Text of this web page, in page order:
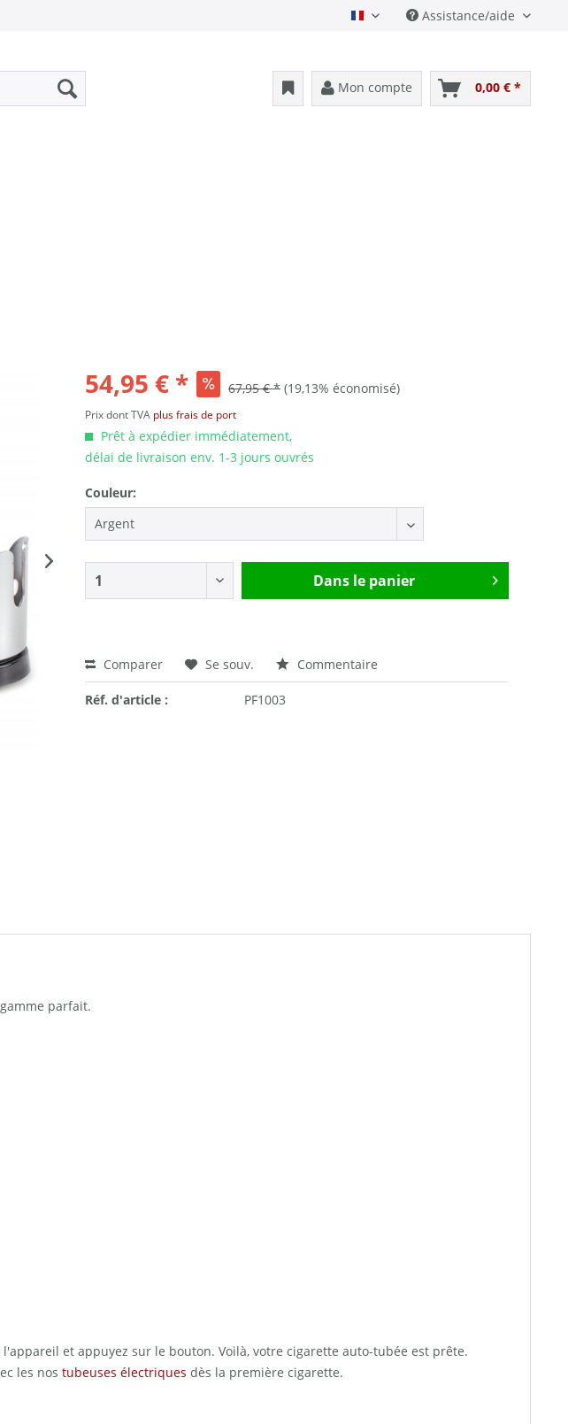
Francais Assistance/aide
Mon compte 0,00 € *
54,95 € * 67,95 € * (19,13% économisé)
Prix dont TVA plus frais de port
Prêt à expédier immédiatement,
délai de livraison env. 1-3 jours ouvrés
Couleur:
Dans le panier
Comparer Se souv. Commentaire
Réf. d'article : PF1003
parfait.
et appuyez sur le bouton. Voilà, votre cigarette auto-tubée est prête.
les nos tubeuses électriques dès la première cigarette.